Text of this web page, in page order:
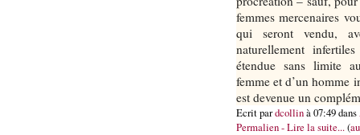
femmes mercenaires
qui seront vendu,
naturellement
étendue sans limite
femme et d’un homme
est devenue un
Ecrit pardcollinà 07:49 dans
Permalien - Lire la suite...(